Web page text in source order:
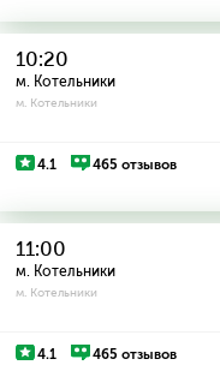
10:20
м. Котельники
м. Котельники
4.1 465 отзывов
11:00
м. Котельники
м. Котельники
4.1 465 отзывов